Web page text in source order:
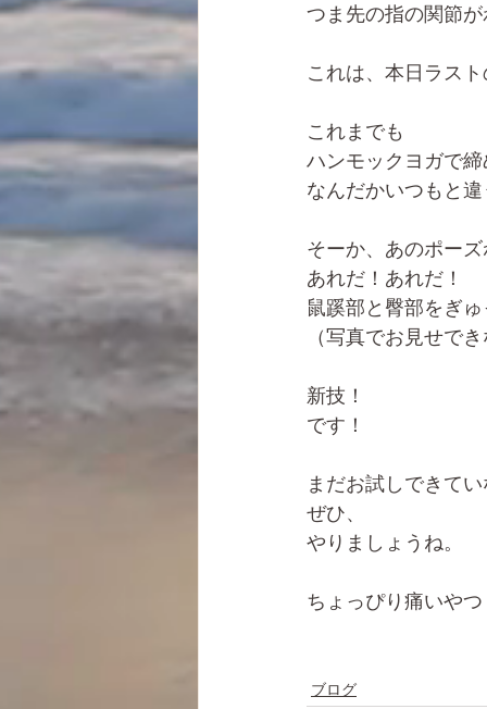
つま先の指の関節
これは、本日ラス
これまでも
ハンモックヨガで
なんだかいつもと
そーか、あのポーズ
あれだ！あれだ！
鼠蹊部と臀部をぎ
（写真でお見せで
新技！
です！
まだお試しできて
ぜひ、
やりましょうね。
ちょっぴり痛いや
ブログ